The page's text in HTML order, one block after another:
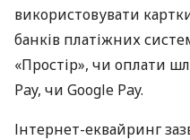
використовувати
банків платіжних
«Простір», чи оплати
Pay, чи Google Pay.
Інтернет-еквайринг